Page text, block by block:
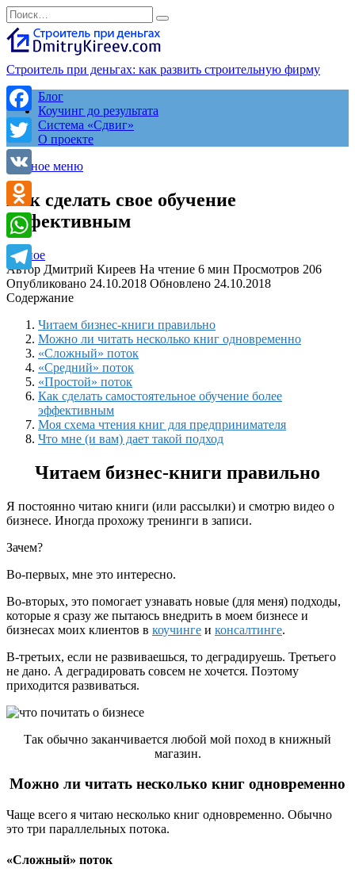
Перейти
к
содержанию
Search
for:
Строитель при деньгах: как развить строительную фирму
Блог
Коучинг до результата
Система «Сдвиг»
О проекте
Главное меню
Как сделать свое обучение
эффективным
разное
Автор Дмитрий Киреев На чтение 6 мин Просмотров 206
Опубликовано 24.10.2018 Обновлено 24.10.2018
Содержание
Читаем бизнес-книги правильно
Можно ли читать несколько книг одновременно
«Сложный» поток
«Средний» поток
«Простой» поток
Как сделать самостоятельное обучение более
эффективным
Моя схема чтения книг для предпринимателя
Что мне (и вам) дает такой подход
Читаем бизнес-книги правильно
Я постоянно читаю книги (или рассылки) и смотрю видео о
бизнесе. Иногда прохожу тренинги в записи.
Зачем?
Во-первых, мне это интересно.
Во-вторых, это помогает узнавать новые (для меня) подходы,
которые я сразу же пытаюсь внедрить в моем бизнесе и
бизнесах моих клиентов в коучинге и консалтинге.
В-третьих, если не развиваешься, то деградируешь. Третьего
не дано. А деградировать совсем не хочется. Поэтому
приходится развиваться.
Так обычно заканчивается любой мой поход в книжный
магазин.
Можно ли читать несколько книг одновременно
Чаще всего я читаю несколько книг одновременно. Обычно
это три параллельных потока.
«Сложный» поток
Facebook
Twitter
VK
Odnoklassniki
WhatsApp
Telegram